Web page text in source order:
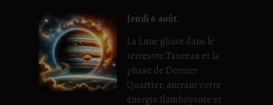
Jeudi 6 août.
La Lune glisse dans le
terrestre Taureau et la
phase de Dernier
Quartier, ancrant votre
énergie flamboyante et